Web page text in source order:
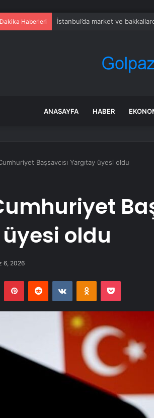
Haberleri İstanbul’da market ve
ANASAYFA HABER
Başsavcısı Yargıtay üyesi oldu
oldu
6, 2026
Tumblr PinterestReddit VKontakteOdnoklassniki
Pocket